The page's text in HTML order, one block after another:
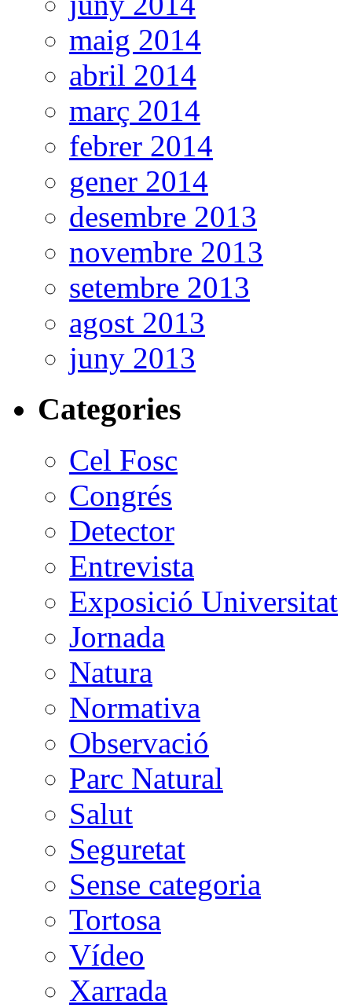
maig 2014
abril 2014
març 2014
febrer 2014
gener 2014
desembre 2013
novembre 2013
setembre 2013
agost 2013
juny 2013
Categories
Cel Fosc
Congrés
Detector
Entrevista
Exposició Universitat
Jornada
Natura
Normativa
Observació
Parc Natural
Salut
Seguretat
Sense categoria
Tortosa
Vídeo
Xarrada